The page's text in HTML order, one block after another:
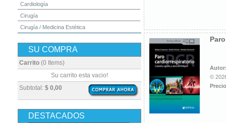
Cardiología
Cirugía
Cirugía / Medicina Estética
Dermatología
Diagnóstico por Imagen / Radiología
Embriología
Enfermería
Epidemiología
SU COMPRA
Carrito (0 Items)
Subtotal: $ 0,00
Su carrito esta vacio!
DESTACADOS
©